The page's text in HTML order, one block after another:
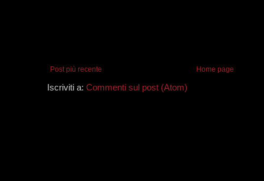
Post più recente Home page
Iscriviti a: Commenti sul post (Atom)